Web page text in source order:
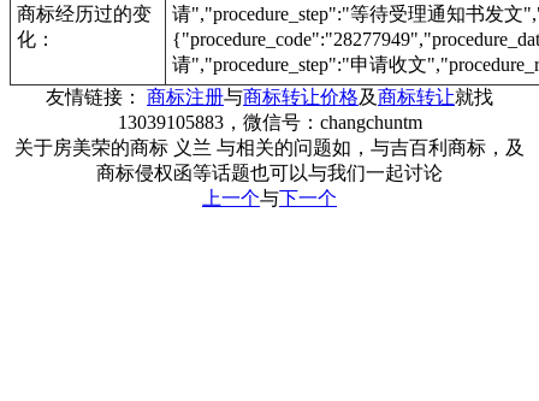
商标经历过的变
化：
请","procedure_step":"等待受理通知书发文
请","procedure_step":"申请收文
友情链接： 商标注册与商标转让价格及商标转让就找
13039105883，微信号：changchuntm
关于房美荣的商标 义兰 与相关的问题如，与吉百利商标，及
商标侵权函等话题也可以与我们一起讨论
上一个与下一个